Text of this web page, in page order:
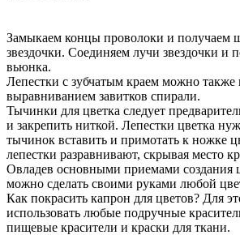
Замыкаем концы проволоки и получаем
звездочки. Соединяем лучи звездочки и
вьюнка.
Лепестки с зубчатым краем можно также
выравниванием завитков спирали.
Тычинки для цветка следует
и закрепить ниткой. Лепестки цветка
тычинок вставить и примотать к ножке
лепестки разравнивают, скрывая место
Овладев основными приемами создания
можно сделать своими руками любой
Как покрасить капрон для цветов? Для
использовать любые подручные
пищевые красители и краски для ткани.